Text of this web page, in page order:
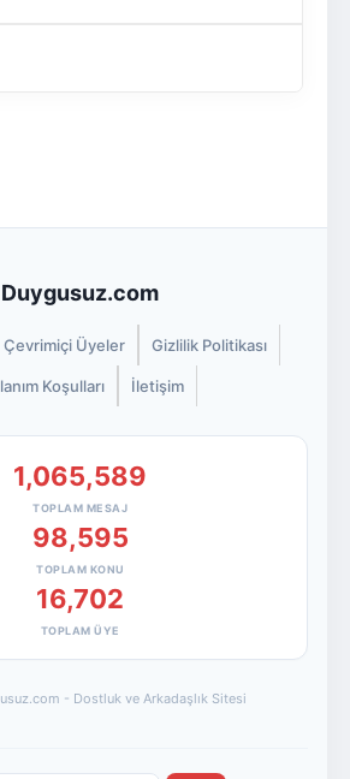
Duygusuz.com
Çevrimiçi Üyeler Gizlilik Politikası
Koşulları İletişim
1,065,589
TOPLAM MESAJ
98,595
TOPLAM KONU
16,702
TOPLAM ÜYE
- Dostluk ve Arkadaşlık Sitesi